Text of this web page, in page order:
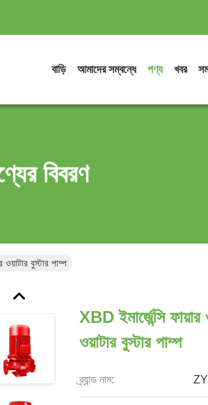
বাড়ি আমাদের সম্বন্ধে পণ্য খবর
বিবরণ
ওয়াটার বুস্টার পাম্প
XBD ইমার্জেন্সি ফায়ার
ওয়াটার বুস্টার পাম্প
ব্র্যান্ড নাম: ZY